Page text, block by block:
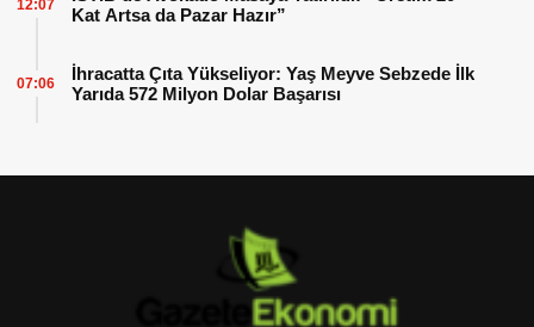
Kat Artsa da Pazar Hazır”
12:07
İhracatta Çıta Yükseliyor: Yaş Meyve Sebzede İlk
Yarıda 572 Milyon Dolar Başarısı
07:06